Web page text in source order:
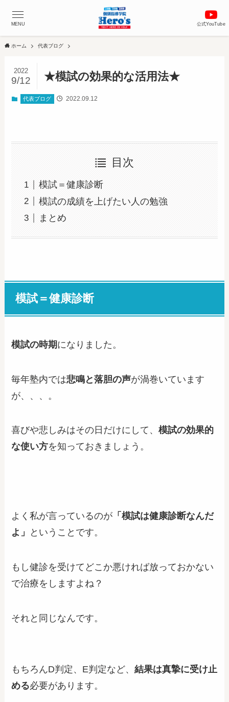
公式YouTube
MENU
ホーム 代表ブログ
★模試の効果的な活用法★
2022
9/12
代表ブログ 2022.09.12
目次
模試＝健康診断
模試の成績を上げたい人の勉強
まとめ
模試＝健康診断
模試の時期になりました。
毎年塾内では悲鳴と落胆の声が渦巻いています
が、、、。
喜びや悲しみはその日だけにして、模試の効果的
な使い方を知っておきましょう。
よく私が言っているのが 「模試は健康診断なんだ
よ」
ということです。
もし健診を受けてどこか悪ければ放っておかない
で治療をしますよね？
それと同じなんです。
もちろんD判定、E判定など、結果は真摯に受け止
める必要があります。